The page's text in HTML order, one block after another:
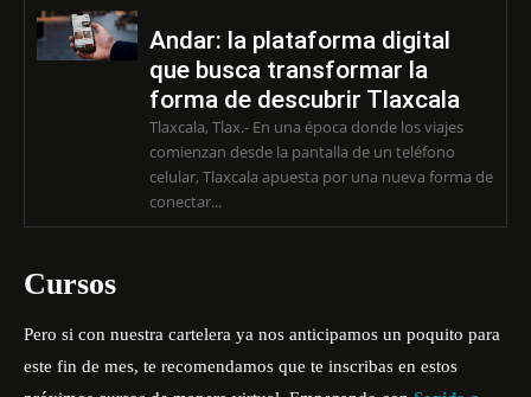
Andar: la plataforma digital
que busca transformar la
forma de descubrir Tlaxcala
Tlaxcala, Tlax.- En una época donde los viajes
comienzan desde la pantalla de un teléfono
celular, Tlaxcala apuesta por una nueva forma de
conectar...
Cursos
Pero si con nuestra cartelera ya nos anticipamos un poquito para
este fin de mes, te recomendamos que te inscribas en estos